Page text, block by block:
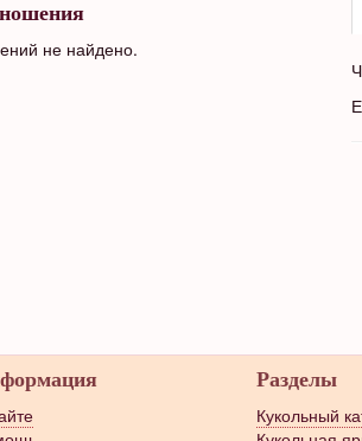
не найдено.
Разделы
Кукольный